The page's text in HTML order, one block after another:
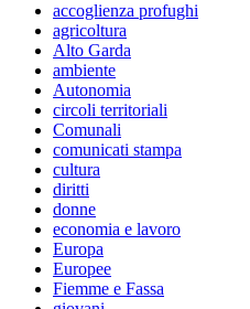
accoglienza profughi
agricoltura
Alto Garda
ambiente
Autonomia
circoli territoriali
Comunali
comunicati stampa
cultura
diritti
donne
economia e lavoro
Europa
Europee
Fiemme e Fassa